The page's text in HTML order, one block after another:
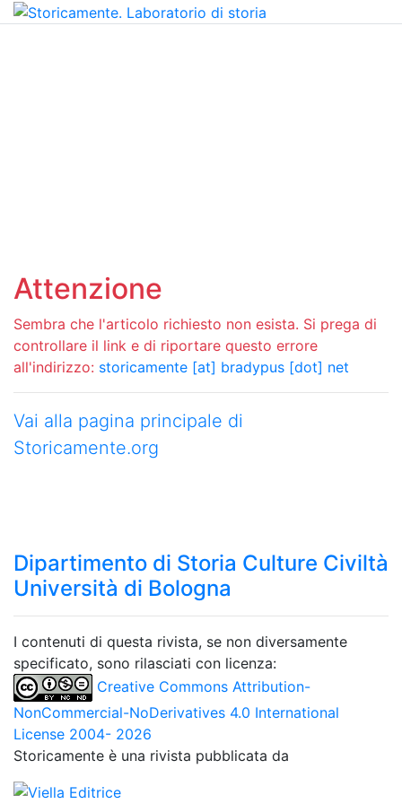
Attenzione
Sembra che l'articolo richiesto non esista. Si prega di
controllare il link e di riportare questo errore
all'indirizzo: storicamente [at] bradypus [dot] net
Vai alla pagina principale di
Storicamente.org
Dipartimento di Storia Culture Civiltà
Università di Bologna
I contenuti di questa rivista, se non diversamente
specificato, sono rilasciati con licenza:
Creative Commons Attribution-
NonCommercial-NoDerivatives 4.0 International
License 2004- 2026
Storicamente è una rivista pubblicata da